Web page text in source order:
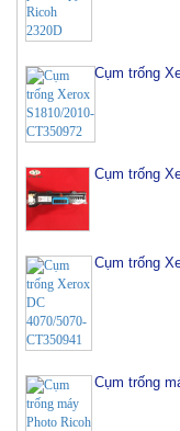
Cụm trống
Cụm trống
Cụm trống
Cụm trống